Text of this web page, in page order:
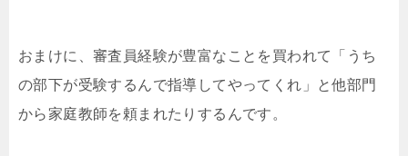
おまけに、審査員経験が豊富なことを買われて「うち
の部下が受験するんで指導してやってくれ」と他部門
から家庭教師を頼まれたりするんです。